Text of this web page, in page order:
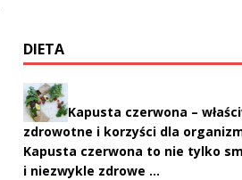
DIETA
Kapusta czerwona –
zdrowotne i korzyści dla
Kapusta czerwona to nie tylko
i niezwykle zdrowe …